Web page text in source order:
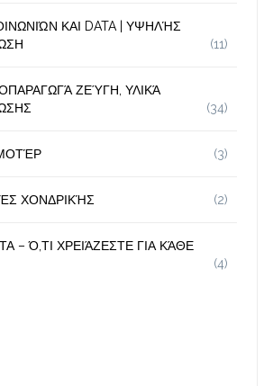
ΚΑΙ DATA | ΥΨΗΛΉΣ
(11)
ΖΕΎΓΗ, ΥΛΙΚΆ
(34)
(3)
ΧΟΝΔΡΙΚΉΣ (2)
– Ό,ΤΙ ΧΡΕΙΆΖΕΣΤΕ ΓΙΑ ΚΆΘΕ
(4)